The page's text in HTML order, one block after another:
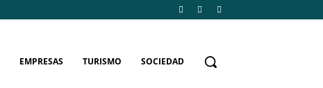
EMPRESAS TURISMO SOCIEDAD